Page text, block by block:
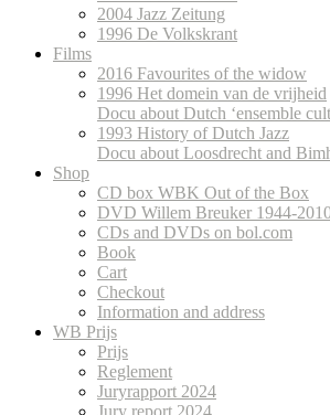
2004 Jazz Zeitung
1996 De Volkskrant
Films
2016 Favourites of the widow
1996 Het domein van de vrijheid
Docu about Dutch ‘ensemble
1993 History of Dutch Jazz
Docu about Loosdrecht and
Shop
CD box WBK Out of the Box
DVD Willem Breuker 1944-
CDs and DVDs on bol.com
Book
Cart
Checkout
Information and address
WB Prijs
Prijs
Reglement
Juryrapport 2024
Jury report 2024